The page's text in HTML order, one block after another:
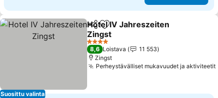
Suosittu valinta
Jaa Lisää suosikkeihin
Hotel IV Jahreszeiten
Zingst
4 Tähtiluokitus
8,6 Loistava
11 553
Zingst
Perheystävälliset mukavuudet ja aktiviteetit